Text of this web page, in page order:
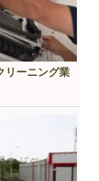
リーニング業